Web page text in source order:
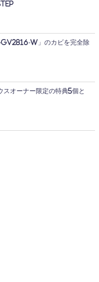
GV2816-W」のカビを完全除
スオーナー限定の特典5個と